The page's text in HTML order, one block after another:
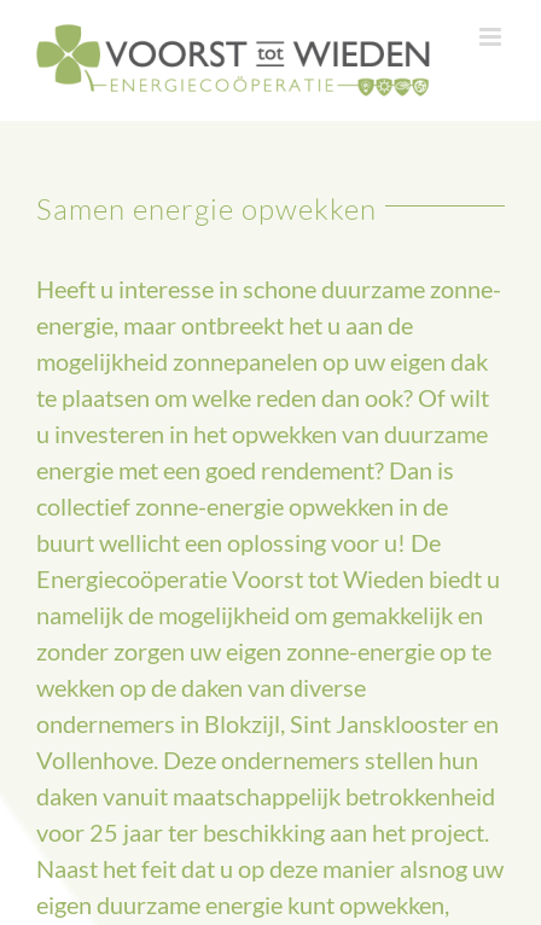
inhoud
Samen energie opwekken
Heeft u interesse in schone duurzame zonne-
energie, maar ontbreekt het u aan de
mogelijkheid zonnepanelen op uw eigen dak
te plaatsen om welke reden dan ook? Of wilt
u investeren in het opwekken van duurzame
energie met een goed rendement? Dan is
collectief zonne-energie opwekken in de
buurt wellicht een oplossing voor u! De
Energiecoöperatie Voorst tot Wieden biedt u
namelijk de mogelijkheid om gemakkelijk en
zonder zorgen uw eigen zonne-energie op te
wekken op de daken van diverse
ondernemers in Blokzijl, Sint Jansklooster en
Vollenhove. Deze ondernemers stellen hun
daken vanuit maatschappelijk betrokkenheid
voor 25 jaar ter beschikking aan het project.
Naast het feit dat u op deze manier alsnog uw
eigen duurzame energie kunt opwekken,